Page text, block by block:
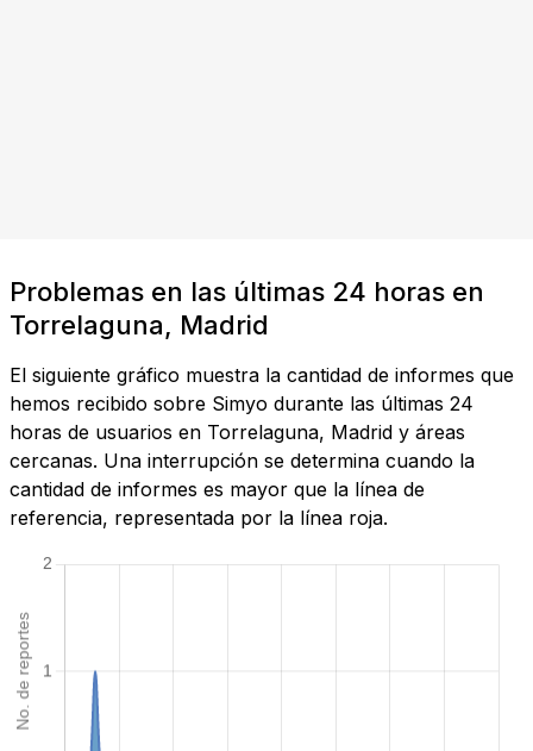
Problemas en las últimas 24 horas en
Torrelaguna, Madrid
El siguiente gráfico muestra la cantidad de informes que
hemos recibido sobre Simyo durante las últimas 24
horas de usuarios en Torrelaguna, Madrid y áreas
cercanas. Una interrupción se determina cuando la
cantidad de informes es mayor que la línea de
referencia, representada por la línea roja.